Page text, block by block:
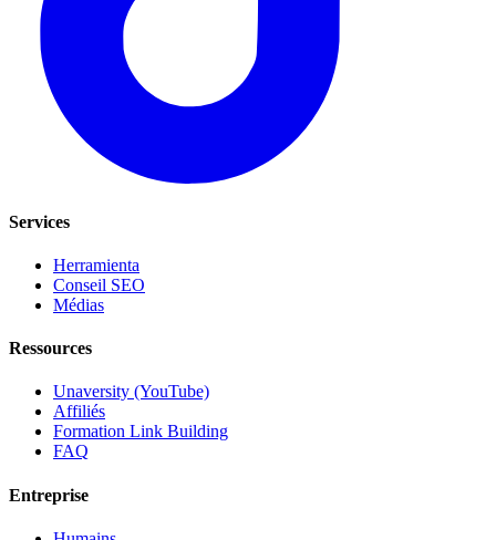
Services
Herramienta
Conseil SEO
Médias
Ressources
Unaversity (YouTube)
Affiliés
Formation Link Building
FAQ
Entreprise